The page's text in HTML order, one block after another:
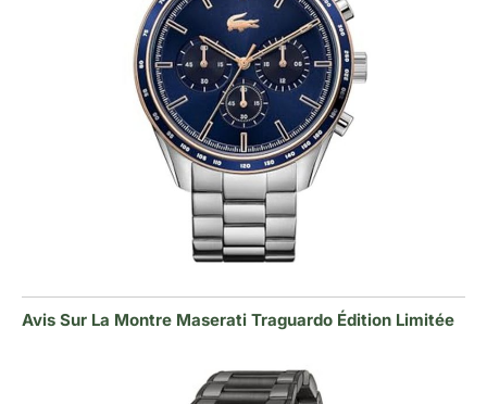
Avis Sur La Montre Maserati Traguardo Édition Limitée